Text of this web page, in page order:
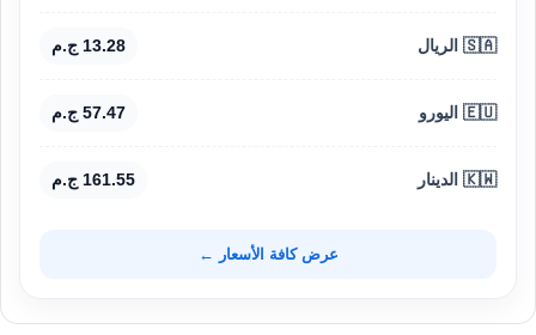
🇸🇦 الريال 13.28 ج.م
🇪🇺 اليورو 57.47 ج.م
🇰🇼 الدينار 161.55 ج.م
عرض كافة الأسعار ←